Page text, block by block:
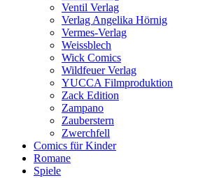
Ventil Verlag
Verlag Angelika Hörnig
Vermes-Verlag
Weissblech
Wick Comics
Wildfeuer Verlag
YUCCA Filmproduktion
Zack Edition
Zampano
Zauberstern
Zwerchfell
Comics für Kinder
Romane
Spiele